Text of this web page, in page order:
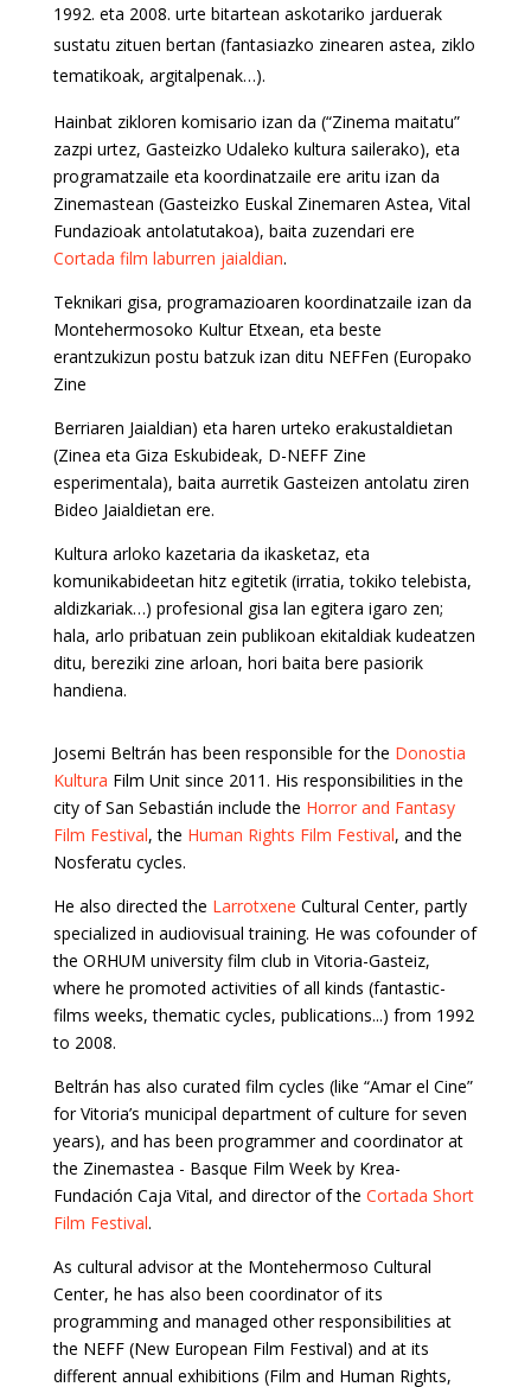
eta 2008. urte bitartean askotariko jarduerak
sustatu zituen bertan (fantasiazko zinearen astea, ziklo
tematikoak, argitalpenak…).
Hainbat zikloren komisario izan da (“Zinema maitatu”
zazpi urtez, Gasteizko Udaleko kultura sailerako), eta
programatzaile eta koordinatzaile ere aritu izan da
Zinemastean (Gasteizko Euskal Zinemaren Astea, Vital
Fundazioak antolatutakoa), baita zuzendari ere
Cortada film laburren jaialdian.
Teknikari gisa, programazioaren koordinatzaile izan da
Montehermosoko Kultur Etxean, eta beste
erantzukizun postu batzuk izan ditu NEFFen (Europako
Zine
Berriaren Jaialdian) eta haren urteko erakustaldietan
(Zinea eta Giza Eskubideak, D-NEFF Zine
esperimentala), baita aurretik Gasteizen antolatu ziren
Bideo Jaialdietan ere.
Kultura arloko kazetaria da ikasketaz, eta
komunikabideetan hitz egitetik (irratia, tokiko telebista,
aldizkariak…) profesional gisa lan egitera igaro zen;
hala, arlo pribatuan zein publikoan ekitaldiak kudeatzen
ditu, bereziki zine arloan, hori baita bere pasiorik
handiena.
Josemi Beltrán has been responsible for the Donostia
Kultura Film Unit since 2011. His responsibilities in the
city of San Sebastián include the Horror and Fantasy
Film Festival, the Human Rights Film Festival, and the
Nosferatu cycles.
He also directed the Larrotxene Cultural Center, partly
specialized in audiovisual training. He was cofounder of
the ORHUM university film club in Vitoria-Gasteiz,
where he promoted activities of all kinds (fantastic-
films weeks, thematic cycles, publications...) from 1992
to 2008.
Beltrán has also curated film cycles (like “Amar el Cine”
for Vitoria’s municipal department of culture for seven
years), and has been programmer and coordinator at
the Zinemastea - Basque Film Week by Krea-
Fundación Caja Vital, and director of the Cortada Short
Film Festival.
As cultural advisor at the Montehermoso Cultural
Center, he has also been coordinator of its
programming and managed other responsibilities at
the NEFF (New European Film Festival) and at its
different annual exhibitions (Film and Human Rights,